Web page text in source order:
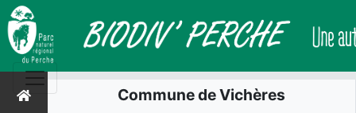
Commune de Vichères